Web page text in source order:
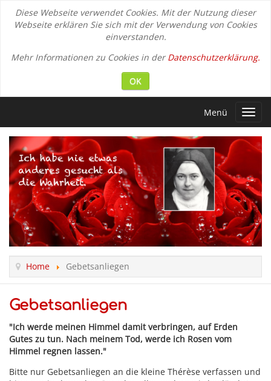
Diese Webseite verwendet Cookies. Mit der Nutzung dieser
Webseite erklären Sie sich mit der Verwendung von Cookies
einverstanden.
Mehr Informationen zu Cookies in derDatenschutzerklärung.
OK
Menü
Home Gebetsanliegen
Gebetsanliegen
"Ich werde meinen Himmel damit verbringen, auf Erden
Gutes zu tun. Nach meinem Tod, werde ich Rosen vom
Himmel regnen lassen."
Bitte nur Gebetsanliegen an die kleine Thérèse verfassen und